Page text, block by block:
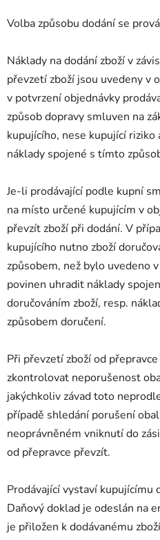
Volba způsobu dodání se
Náklady na dodání zboží v
převzetí zboží jsou uvedeny v
v potvrzení objednávky
způsob dopravy smluven na
kupujícího, nese kupující riziko
náklady spojené s tímto
Je-li prodávající podle kupní
na místo určené kupujícím v
převzít zboží při dodání. V
kupujícího nutno zboží
způsobem, než bylo uvedeno
povinen uhradit náklady
doručováním zboží, resp.
způsobem doručení.
Při převzetí zboží od
zkontrolovat neporušenost
jakýchkoliv závad toto
případě shledání porušení
neoprávněném vniknutí do
od přepravce převzít.
Prodávající vystaví kupujícímu
Daňový doklad je odeslán na
je přiložen k dodávanému